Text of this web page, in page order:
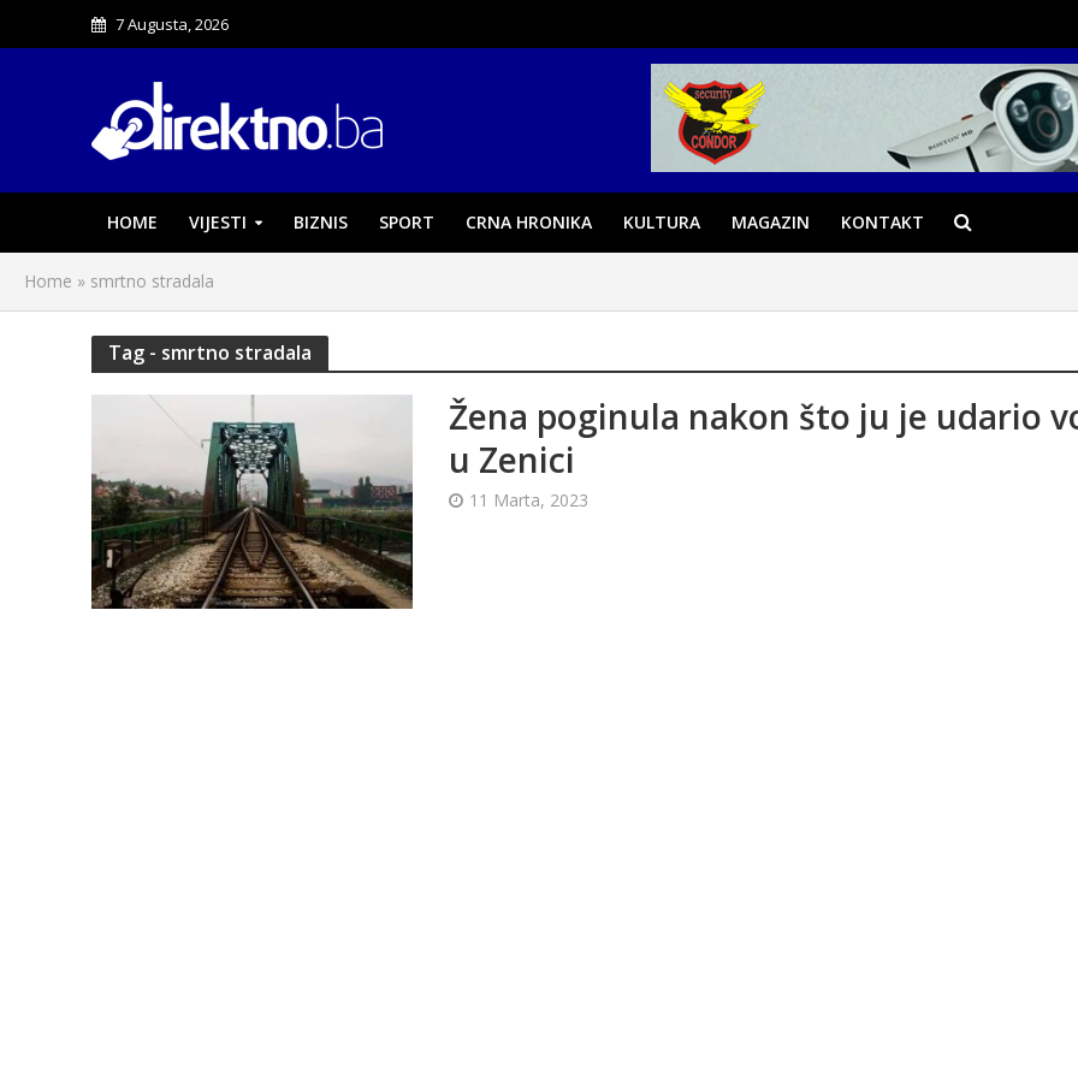
7 Augusta, 2026
HOME VIJESTI BIZNIS SPORT CRNA HRONIKA KULTURA MAGAZIN KONTAKT
Home » smrtno stradala
Tag - smrtno stradala
Žena poginula nakon što ju je udario
u Zenici
11 Marta, 2023